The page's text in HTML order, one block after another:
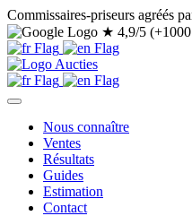
Commissaires-priseurs agréés
★ 4,9/5
Nous connaître
Ventes
Résultats
Guides
Estimation
Contact